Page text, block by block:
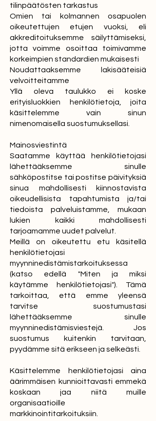
tilinpäätösten tarkastus
Omien tai kolmannen osapuolen
oikeutettujen etujen vuoksi, eli
akkreditoituksemme säilyttämiseksi,
jotta voimme osoittaa toimivamme
korkeimpien standardien mukaisesti
Noudattaaksemme lakisääteisiä
velvoitteitamme
Yllä oleva taulukko ei koske
erityisluokkien henkilötietoja, joita
käsittelemme vain sinun
nimenomaisella suostumuksellasi.
Mainosviestintä
Saatamme käyttää henkilötietojasi
lähettääksemme sinulle
sähköpostitse tai postitse päivityksiä
sinua mahdollisesti kiinnostavista
oikeudellisista tapahtumista ja/tai
tiedoista palveluistamme, mukaan
lukien kaikki mahdollisesti
tarjoamamme uudet palvelut.
Meillä on oikeutettu etu käsitellä
henkilötietojasi
myynninedistämistarkoituksessa
(katso edellä "Miten ja miksi
käytämme henkilötietojasi"). Tämä
tarkoittaa, että emme yleensä
tarvitse suostumustasi
lähettääksemme sinulle
myynninedistämisviestejä. Jos
suostumus kuitenkin tarvitaan,
pyydämme sitä erikseen ja selkeästi.
Käsittelemme henkilötietojasi aina
äärimmäisen kunnioittavasti emmekä
koskaan jaa niitä muille
organisaatioille
markkinointitarkoituksiin.